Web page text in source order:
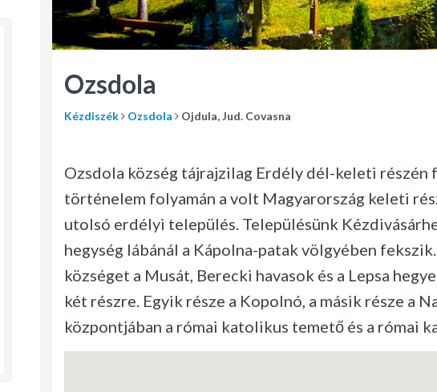
Ozsdola
Kézdiszék Ozsdola Ojdula, Jud. Covasna
Ozsdola község tájrajzilag Erdély dél-keleti részén
történelem folyamán a volt Magyarország keleti
utolsó erdélyi település. Településünk
hegység lábánál a Kápolna-patak völgyében
községet a Musát, Berecki havasok és a Lepsa
két részre. Egyik része a Kopolnó, a másik része a
központjában a római katolikus temető és a római